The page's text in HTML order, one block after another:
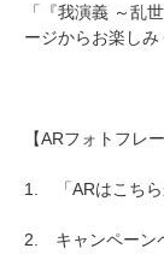
「『我演義 ～乱
ージからお楽しみ
【ARフォトフレ
1. 「ARはこちら
2. キャンペーン